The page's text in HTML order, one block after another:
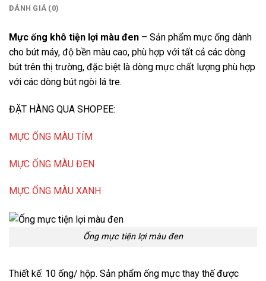
ĐÁNH GIÁ (0)
Mực ống khô tiện lợi màu đen – Sản phẩm mực ống dành
cho bút máy, độ bền màu cao, phù hợp với tất cả các dòng
bút trên thị trường, đặc biệt là dòng mực chất lượng phù hợp
với các dòng bút ngòi lá tre.
ĐẶT HÀNG QUA SHOPEE:
MỰC ỐNG MÀU TÍM
MỰC ỐNG MÀU ĐEN
MỰC ỐNG MÀU XANH
Ống mực tiện lợi màu đen
Thiết kế: 10 ống/ hộp. Sản phẩm ống mực thay thế được